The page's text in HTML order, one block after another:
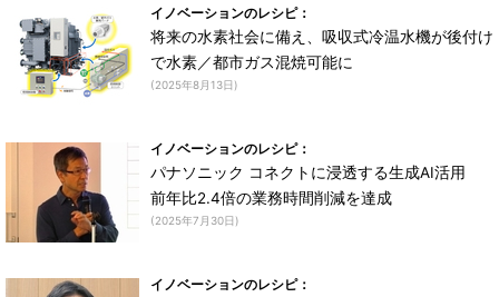
イノベーションのレシピ：
将来の水素社会に備え、吸収式冷温水機が後付け
で水素／都市ガス混焼可能に
(2025年8月13日)
イノベーションのレシピ：
パナソニック コネクトに浸透する生成AI活用
前年比2.4倍の業務時間削減を達成
(2025年7月30日)
イノベーションのレシピ：